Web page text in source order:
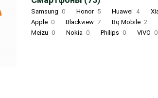
Samsung 0 Honor 5 Huawei 4
Apple 0 Blackview 7 Bq Mobile 2
Meizu 0 Nokia 0 Philips 0 VIVO 0